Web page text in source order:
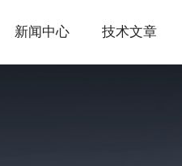
新闻中心 技术文章